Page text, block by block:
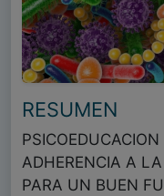
RESUMEN
ADHERENCIA A
PARA UN BUEN